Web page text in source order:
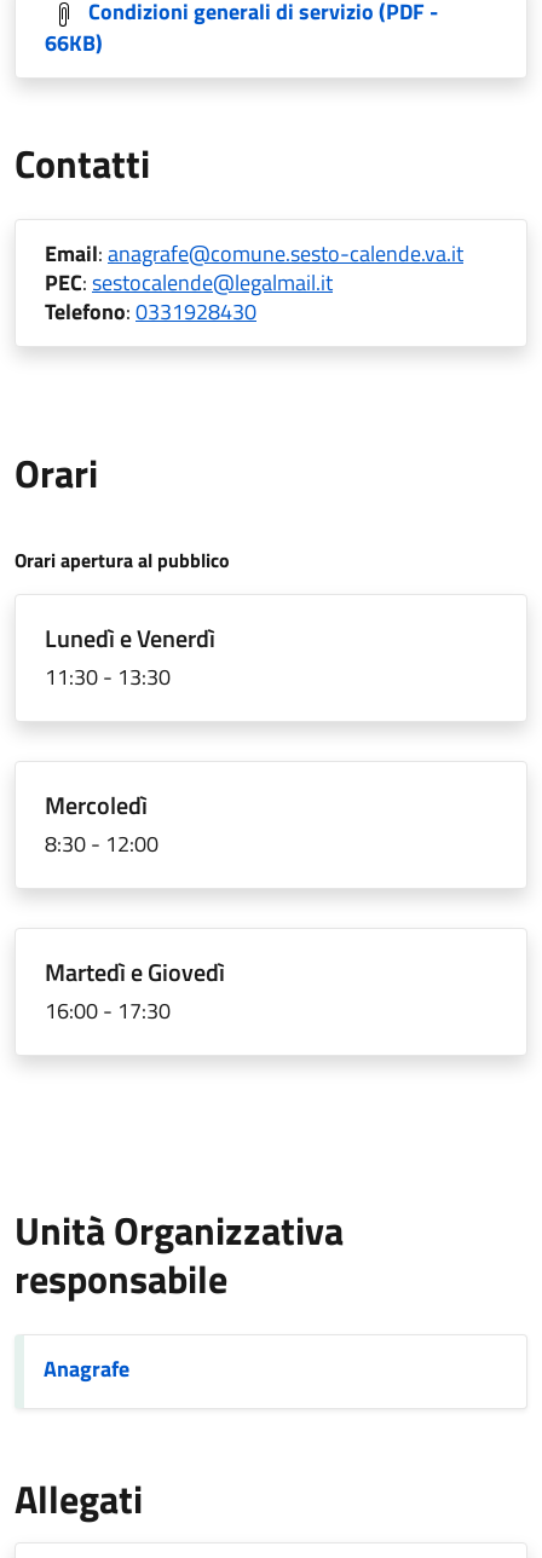
Condizioni generali di servizio(PDF -
66KB)
Contatti
Email:anagrafe@comune.sesto-calende.va.it
PEC:sestocalende@legalmail.it
Telefono:0331928430
Orari
Orari di Anagrafe
Orari apertura al pubblico
Lunedì e Venerdì
11:30 - 13:30
Mercoledì
8:30 - 12:00
Martedì e Giovedì
16:00 - 17:30
Unità Organizzativa
responsabile
Anagrafe
Allegati